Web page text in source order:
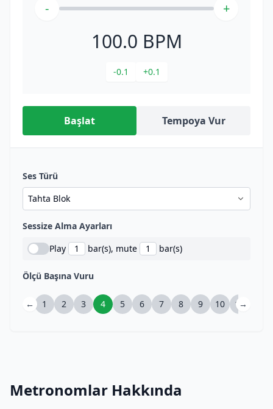
- +
100.0 BPM
-0.1 +0.1
Başlat Tempoya Vur
Ses Türü
Sessize Alma Ayarları
Play
bar(s), mute bar(s)
Ölçü Başına Vuru
← 1 2 3 4 5 6 7 8 9 10 11
→
Metronomlar Hakkında